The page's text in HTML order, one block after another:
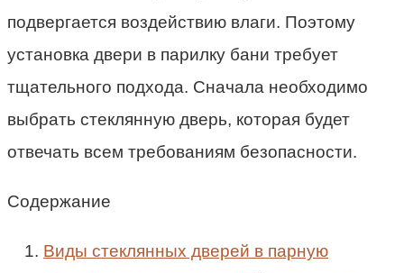
подвергается воздействию влаги. Поэтому
установка двери в парилку бани требует
тщательного подхода. Сначала необходимо
выбрать стеклянную дверь, которая будет
отвечать всем требованиям безопасности.
Содержание
Виды стеклянных дверей в парную